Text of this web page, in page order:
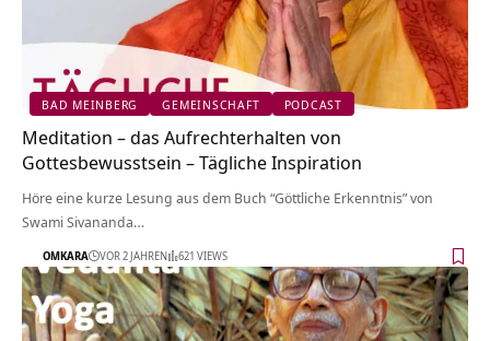
BAD MEINBERG GEMEINSCHAFT PODCAST
Meditation – das Aufrechterhalten von
Gottesbewusstsein – Tägliche Inspiration
Höre eine kurze Lesung aus dem Buch “Göttliche Erkenntnis” von
Swami Sivananda…
OMKARA VOR 2 JAHREN 621 VIEWS